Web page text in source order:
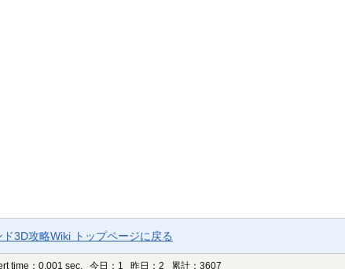
3D攻略Wiki トップページに戻る
time：0.001 sec. 今日：1 昨日：2 累計：3607